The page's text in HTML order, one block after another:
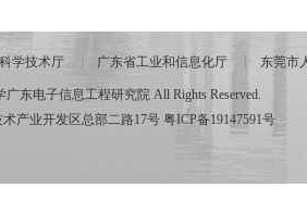
学技术厅 广东省工业和信息化厅 东莞市
广东电子信息工程研究院 All Rights Reserved.
产业开发区总部二路17号 粤ICP备19147591号